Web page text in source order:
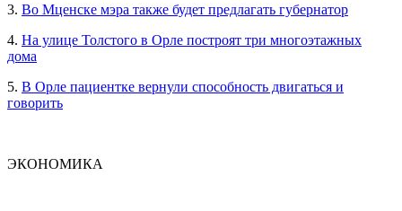
3. Во Мценске мэра также будет предлагать губернатор
4. На улице Толстого в Орле построят три многоэтажных
дома
5. В Орле пациентке вернули способность двигаться и
говорить
ЭКОНОМИКА